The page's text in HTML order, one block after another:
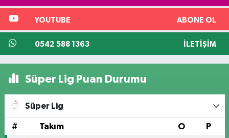
YOUTUBE ABONE OL
0542 588 1363 İLETIŞIM
Süper Lig Puan Durumu
Süper Lig
# Takım O P